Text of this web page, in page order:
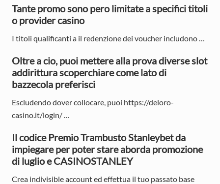
r
y
i
d
e
a
r
Tante promo sono pero limitate a specifici titoli
o provider casino
I titoli qualificanti a il redenzione dei voucher includono …
Oltre a cio, puoi mettere alla prova diverse slot
addirittura scoperchiare come lato di
bazzecola preferisci
Escludendo dover collocare, puoi https://deloro-
casino.it/login/ …
Il codice Premio Trambusto Stanleybet da
impiegare per poter stare aborda promozione
di luglio e CASINOSTANLEY
Crea indivisible account ed effettua il tuo passato base